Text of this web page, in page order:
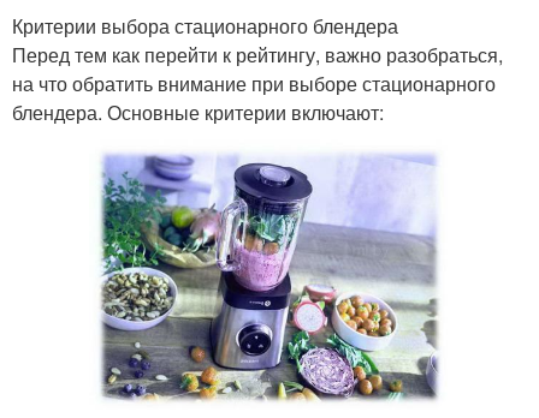
Критерии выбора стационарного блендера
Перед тем как перейти к рейтингу, важно разобраться,
на что обратить внимание при выборе стационарного
блендера. Основные критерии включают: